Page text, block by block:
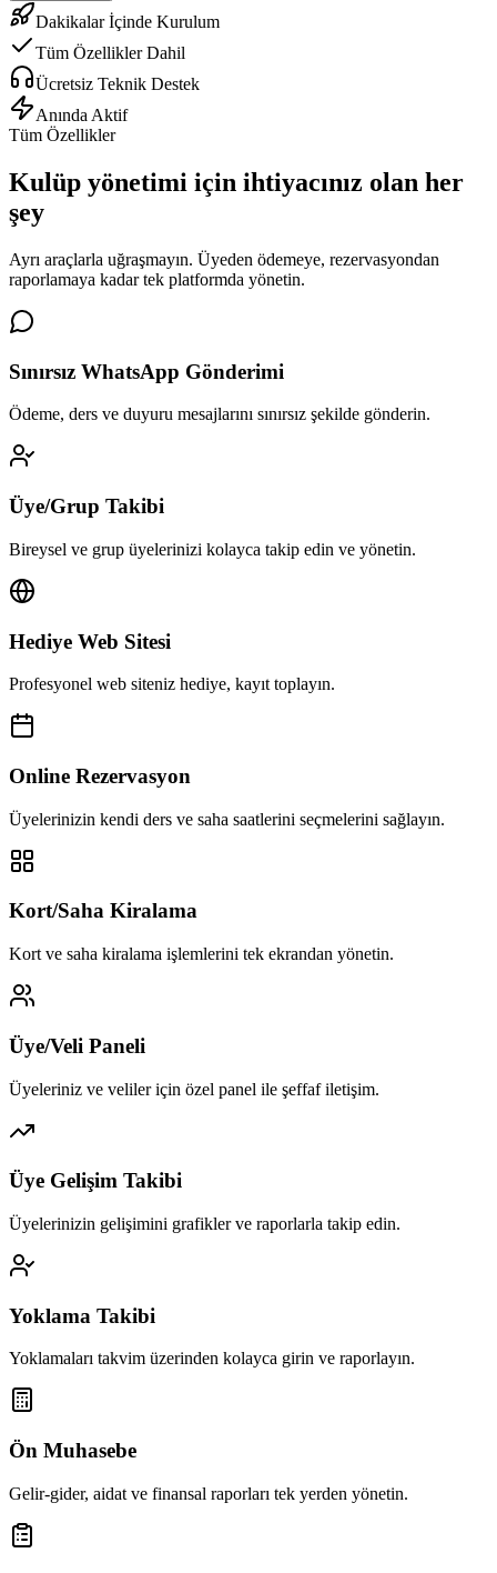
Dakikalar İçinde Kurulum
Tüm Özellikler Dahil
Ücretsiz Teknik Destek
Anında Aktif
Tüm Özellikler
Kulüp yönetimi için ihtiyacınız olan her
şey
Ayrı araçlarla uğraşmayın. Üyeden ödemeye, rezervasyondan
raporlamaya kadar tek platformda yönetin.
Sınırsız WhatsApp Gönderimi
Ödeme, ders ve duyuru mesajlarını sınırsız şekilde gönderin.
Üye/Grup Takibi
Bireysel ve grup üyelerinizi kolayca takip edin ve yönetin.
Hediye Web Sitesi
Profesyonel web siteniz hediye, kayıt toplayın.
Online Rezervasyon
Üyelerinizin kendi ders ve saha saatlerini seçmelerini sağlayın.
Kort/Saha Kiralama
Kort ve saha kiralama işlemlerini tek ekrandan yönetin.
Üye/Veli Paneli
Üyeleriniz ve veliler için özel panel ile şeffaf iletişim.
Üye Gelişim Takibi
Üyelerinizin gelişimini grafikler ve raporlarla takip edin.
Yoklama Takibi
Yoklamaları takvim üzerinden kolayca girin ve raporlayın.
Ön Muhasebe
Gelir-gider, aidat ve finansal raporları tek yerden yönetin.